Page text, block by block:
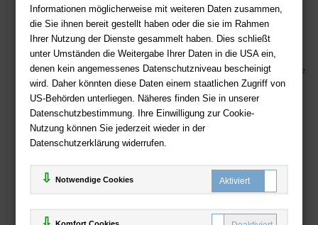
Informationen möglicherweise mit weiteren Daten zusammen,
die Sie ihnen bereit gestellt haben oder die sie im Rahmen
Ihrer Nutzung der Dienste gesammelt haben. Dies schließt
unter Umständen die Weitergabe Ihrer Daten in die USA ein,
denen kein angemessenes Datenschutzniveau bescheinigt
wird. Daher könnten diese Daten einem staatlichen Zugriff von
US-Behörden unterliegen. Näheres finden Sie in unserer
Datenschutzbestimmung. Ihre Einwilligung zur Cookie-
Nutzung können Sie jederzeit wieder in der
Datenschutzerklärung widerrufen.
Notwendige Cookies
Ihre Vorteile bei uns
Kostenloser Versand ab 36,- EUR Bestellwert
Sicherer Online Shop und Zahlung mit SSL-Verschlüsselung
Viele Zahlungsmethoden wie PayPal, Amazon Payment, Vorkasse
Zahlweisen